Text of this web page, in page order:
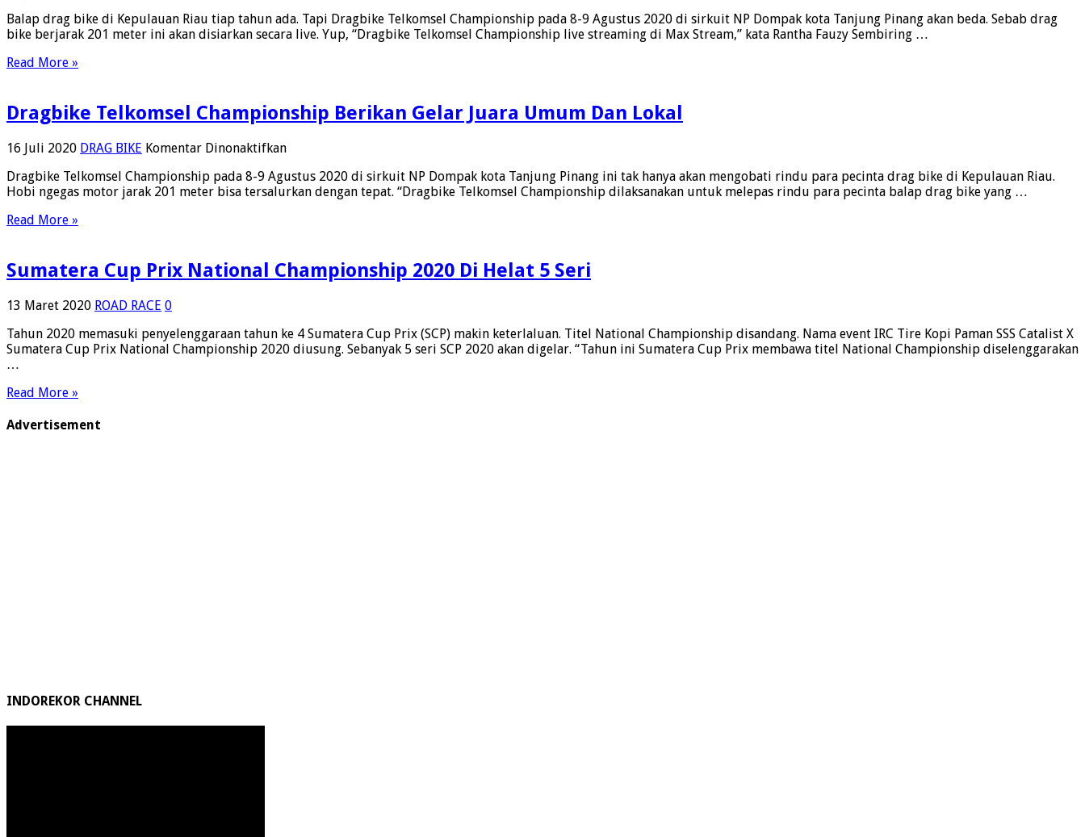
Balap drag bike di Kepulauan Riau tiap tahun ada. Tapi Dragbike Telkomsel Championship pada 8-9 Agustus 2020 di sirkuit NP Dompak kota Tanjung Pinang akan beda. Sebab drag
bike berjarak 201 meter ini akan disiarkan secara live. Yup, “Dragbike Telkomsel Championship live streaming di Max Stream,” kata Rantha Fauzy Sembiring …
Read More »
Dragbike Telkomsel Championship Berikan Gelar Juara Umum Dan Lokal
16 Juli 2020 DRAG BIKE Komentar Dinonaktifkanpada
Telkomsel
Championship
Dan
Lokal
Dragbike Telkomsel Championship pada 8-9 Agustus 2020 di sirkuit NP Dompak kota Tanjung Pinang ini tak hanya akan mengobati rindu para pecinta drag bike di Kepulauan Riau.
Hobi ngegas motor jarak 201 meter bisa tersalurkan dengan tepat. “Dragbike Telkomsel Championship dilaksanakan untuk melepas rindu para pecinta balap drag bike yang …
Read More »
Sumatera Cup Prix National Championship 2020 Di Helat 5 Seri
13 Maret 2020 ROAD RACE 0
Tahun 2020 memasuki penyelenggaraan tahun ke 4 Sumatera Cup Prix (SCP) makin keterlaluan. Titel National Championship disandang. Nama event IRC Tire Kopi Paman SSS Catalist X
Sumatera Cup Prix National Championship 2020 diusung. Sebanyak 5 seri SCP 2020 akan digelar. “Tahun ini Sumatera Cup Prix membawa titel National Championship diselenggarakan
…
Read More »
Advertisement
INDOREKOR CHANNEL